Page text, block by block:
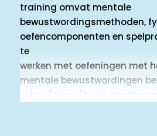
training omvat mentale
bewustwordingsmethoden,
oefencomponenten en
te
werken met oefeningen met
mentale bewustwordingen
in het (tiener)brein.